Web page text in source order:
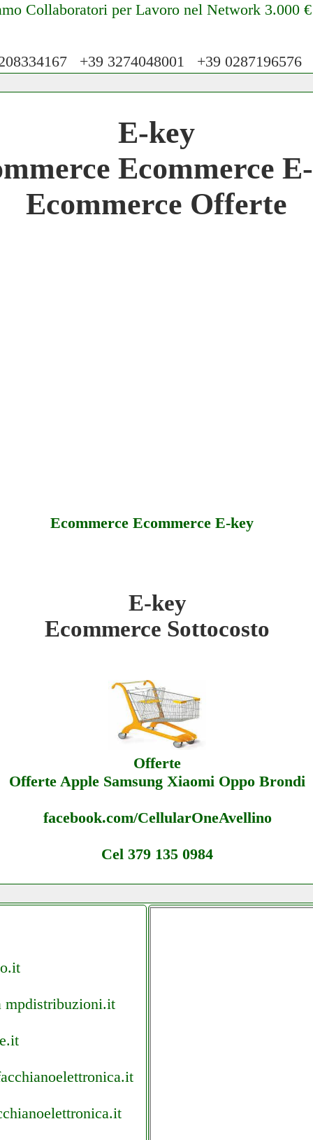
Collaboratori per Lavoro nel Network 3.000
3.000 € Mese
+39 3274048001 +39
E-key
Ecommerce
Ecommerce Offerte
Ecommerce Ecommerce E-key
E-key
Ecommerce Sottocosto
Offerte
Offerte Apple Samsung Xiaomi Oppo Brondi
facebook.com/CellularOneAvellino
Cel 379 135 0984
mpdistribuzioni.it